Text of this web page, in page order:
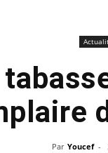
Par Youcef -